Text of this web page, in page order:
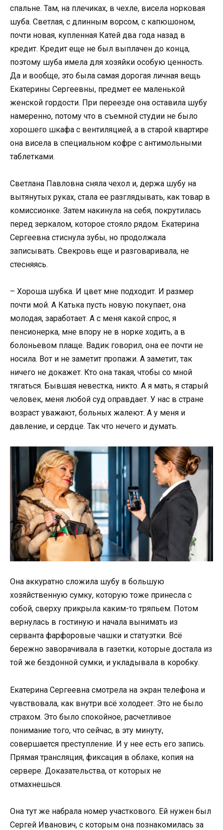
спальне. Там, на плечиках, в чехле, висела норковая
шуба. Светлая, с длинным ворсом, с капюшоном,
почти новая, купленная Катей два года назад в
кредит. Кредит еще не был выплачен до конца,
поэтому шуба имела для хозяйки особую ценность.
Да и вообще, это была самая дорогая личная вещь
Екатерины Сергеевны, предмет ее маленькой
женской гордости. При переезде она оставила шубу
намеренно, потому что в съемной студии не было
хорошего шкафа с вентиляцией, а в старой квартире
она висела в специальном кофре с антимольными
таблетками.
Светлана Павловна сняла чехол и, держа шубу на
вытянутых руках, стала ее разглядывать, как товар в
комиссионке. Затем накинула на себя, покрутилась
перед зеркалом, которое стояло рядом. Екатерина
Сергеевна стиснула зубы, но продолжала
записывать. Свекровь еще и разговаривала, не
стесняясь.
– Хороша шубка. И цвет мне подходит. И размер
почти мой. А Катька пусть новую покупает, она
молодая, заработает. А с меня какой спрос, я
пенсионерка, мне впору не в норке ходить, а в
болоньевом плаще. Вадик говорил, она ее почти не
носила. Вот и не заметит пропажи. А заметит, так
ничего не докажет. Кто она такая, чтобы со мной
тягаться. Бывшая невестка, никто. А я мать, я старый
человек, меня любой суд оправдает. У нас в стране
возраст уважают, больных жалеют. А у меня и
давление, и сердце. Так что нечего и думать.
Она аккуратно сложила шубу в большую
хозяйственную сумку, которую тоже принесла с
собой, сверху прикрыла каким-то тряпьем. Потом
вернулась в гостиную и начала вынимать из
серванта фарфоровые чашки и статуэтки. Всё
бережно заворачивала в газетки, которые достала из
той же бездонной сумки, и укладывала в коробку.
Екатерина Сергеевна смотрела на экран телефона и
чувствовала, как внутри всё холодеет. Это не было
страхом. Это было спокойное, расчетливое
понимание того, что сейчас, в эту минуту,
совершается преступление. И у нее есть его запись.
Прямая трансляция, фиксация в облаке, копия на
сервере. Доказательства, от которых не
отмахнешься.
Она тут же набрала номер участкового. Ей нужен был
Сергей Иванович, с которым она познакомилась за